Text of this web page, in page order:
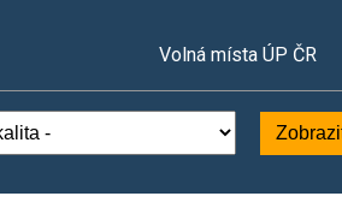
Volná místa ÚP ČR